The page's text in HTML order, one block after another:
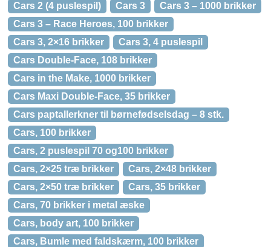
Cars 2 (4 puslespil)
Cars 3
Cars 3 – 1000 brikker
Cars 3 – Race Heroes, 100 brikker
Cars 3, 2×16 brikker
Cars 3, 4 puslespil
Cars Double-Face, 108 brikker
Cars in the Make, 1000 brikker
Cars Maxi Double-Face, 35 brikker
Cars paptallerkner til børnefødselsdag – 8 stk.
Cars, 100 brikker
Cars, 2 puslespil 70 og100 brikker
Cars, 2×25 træ brikker
Cars, 2×48 brikker
Cars, 2×50 træ brikker
Cars, 35 brikker
Cars, 70 brikker i metal æske
Cars, body art, 100 brikker
Cars, Bumle med faldskærm, 100 brikker